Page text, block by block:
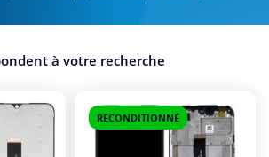
à votre recherche
RECONDITIONNÉ